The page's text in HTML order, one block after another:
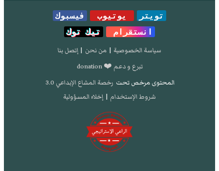
تويتر يوتيوب
فيسبوك
انستقرام
تيك توك
سياسة الخصوصية | من نحن | إتصل بنا
تبرع و دعم ❤️ donation
المحتوى مرخص تحت رخصة المشاع الإبداعي 3.0
شروط الإستخدام | إخلاء المسؤولية